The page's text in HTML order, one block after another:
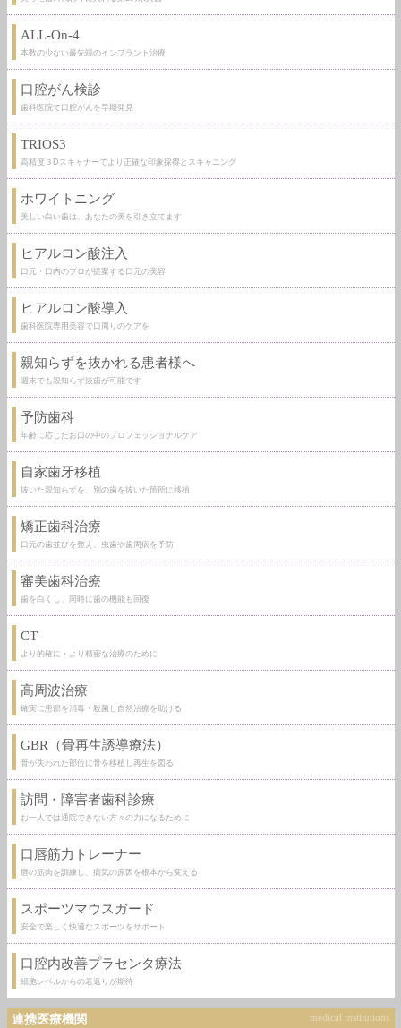
ALL-On-4
本数の少ない最先端のインプラント治療
口腔がん検診
歯科医院で口腔がんを早期発見
TRIOS3
高精度３Dスキャナーでより正確な印象採得とスキャニング
ホワイトニング
美しい白い歯は、あなたの美を引き立てます
ヒアルロン酸注入
口元・口内のプロが提案する口元の美容
ヒアルロン酸導入
歯科医院専用美容で口周りのケアを
親知らずを抜かれる患者様へ
週末でも親知らず抜歯が可能です
予防歯科
年齢に応じたお口の中のプロフェッショナルケア
自家歯牙移植
抜いた親知らずを、別の歯を抜いた箇所に移植
矯正歯科治療
口元の歯並びを整え、虫歯や歯周病を予防
審美歯科治療
歯を白くし、同時に歯の機能も回復
CT
より的確に・より精密な治療のために
高周波治療
確実に患部を消毒・殺菌し自然治療を助ける
GBR（骨再生誘導療法）
骨が失われた部位に骨を移植し再生を図る
訪問・障害者歯科診療
お一人では通院できない方々の力になるために
口唇筋力トレーナー
唇の筋肉を訓練し、病気の原因を根本から変える
スポーツマウスガード
安全で楽しく快適なスポーツをサポート
口腔内改善プラセンタ療法
細胞レベルからの若返りが期待
連携医療機関 medical institutions